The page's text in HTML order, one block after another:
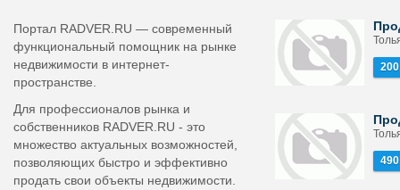
Портал RADVER.RU — современный
функциональный помощник на рынке
недвижимости в интернет-
пространстве.
Для профессионалов рынка и
собственников RADVER.RU - это
множество актуальных возможностей,
позволяющих быстро и эффективно
продать свои объекты недвижимости.